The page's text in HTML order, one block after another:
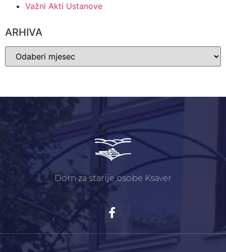
Važni Akti Ustanove
ARHIVA
Dom za starije osobe Ksaver